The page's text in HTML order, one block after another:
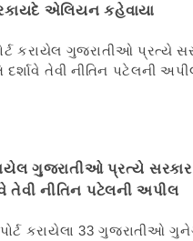
એલિયન કહેવાયા
ગુજરાતીઓ પ્રત્યે સરકાર
તેવી નીતિન પટેલની અપીલ